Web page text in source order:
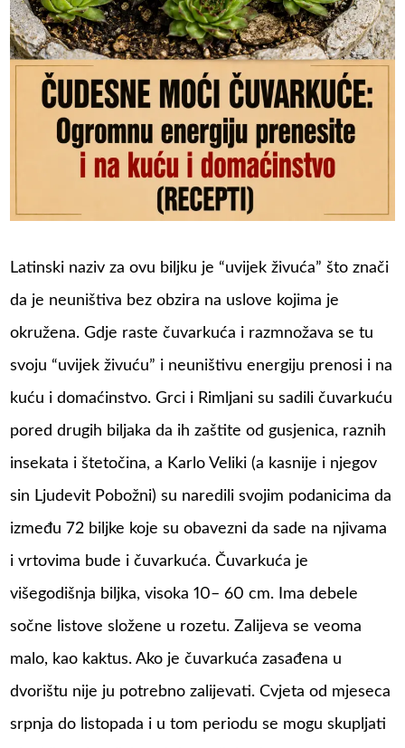
Latinski naziv za ovu biljku je “uvijek živuća” što znači
da je neuništiva bez obzira na uslove kojima je
okružena. Gdje raste čuvarkuća i razmnožava se tu
svoju “uvijek živuću” i neuništivu energiju prenosi i na
kuću i domaćinstvo. Grci i Rimljani su sadili čuvarkuću
pored drugih biljaka da ih zaštite od gusjenica, raznih
insekata i štetočina, a Karlo Veliki (a kasnije i njegov
sin Ljudevit Pobožni) su naredili svojim podanicima da
između 72 biljke koje su obavezni da sade na njivama
i vrtovima bude i čuvarkuća. Čuvarkuća je
višegodišnja biljka, visoka 10– 60 cm. Ima debele
sočne listove složene u rozetu. Zalijeva se veoma
malo, kao kaktus. Ako je čuvarkuća zasađena u
dvorištu nije ju potrebno zalijevati. Cvjeta od mjeseca
srpnja do listopada i u tom periodu se mogu skupljati